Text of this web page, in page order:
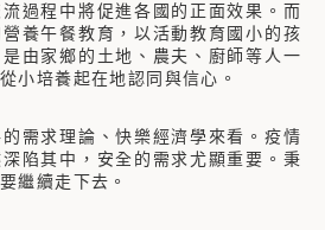
過程中將促進各國的正面效果。而
養午餐教育，以活動教育國小的孩
由家鄉的土地、農夫、廚師等人一
小培養起在地認同與信心。
需求理論、快樂經濟學來看。疫情
陷其中，安全的需求尤顯重要。秉
繼續走下去。